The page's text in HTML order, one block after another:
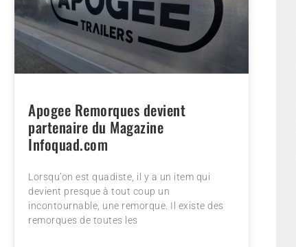
Apogee Remorques devient
partenaire du Magazine
Infoquad.com
Lorsqu’on est quadiste, il y a un item qui
devient presque à tout coup un
incontournable, une remorque. Il existe des
remorques de toutes les